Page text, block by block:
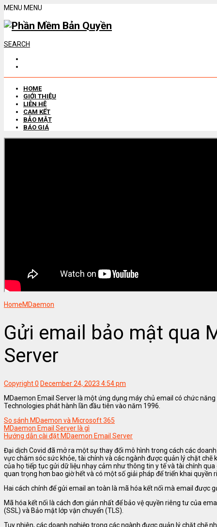
MENU MENU
SEARCH
HOME
GIỚI THIỆU
LIÊN HỆ
CAM KẾT
BẢO MẬT
BÁO GIÁ
HomeMDaemon
Gửi email bảo mật qua
Server
Copyright0 December 24, 2023 4:54 pm
MDaemon Email Server là một ứng dụng máy chủ email có chức
Technologies phát hành lần đầu tiên vào năm 1996.
So sánh MDaemon và Microsoft 365
MDaemon Email Server là gì
Hướng dẫn cài đặt MDaemon Email Server
Đại dịch Covid đã mở ra một sự thay đổi mô hình trong cách các
vực chăm sóc sức khỏe, tài chính và các ngành được quản lý chặt
của họ tiếp tục gửi dữ liệu nhạy cảm như thông tin y tế và tài chính
quan trọng hơn bao giờ hết và có một số giải pháp để triển khai
Hai cách chính để gửi email an toàn là mã hóa kết nối mà email được
Mã hóa kết nối là cách đơn giản nhất để bảo vệ quyền riêng tư của
(SSL) và Bảo mật lớp vận chuyển (TLS).
Tuy nhiên, các doanh nghiệp trong các ngành được quản lý chặt chẽ